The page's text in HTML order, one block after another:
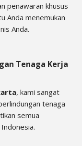
penawaran khusus
Anda menemukan
Anda.
Tenaga Kerja
, kami sangat
tenaga
semua